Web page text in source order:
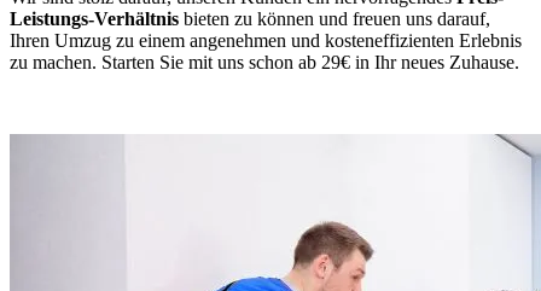
Leistungs-Verhältnis bieten zu können und freuen uns darauf,
Ihren Umzug zu einem angenehmen und kosteneffizienten Erlebnis
zu machen. Starten Sie mit uns schon ab 29€ in Ihr neues Zuhause.